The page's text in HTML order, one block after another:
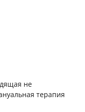
не
терапия